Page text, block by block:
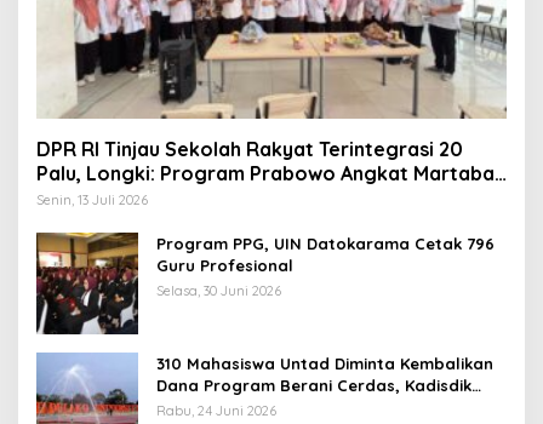
DPR RI Tinjau Sekolah Rakyat Terintegrasi 20
Palu, Longki: Program Prabowo Angkat Martabat
Anak Miskin
Senin, 13 Juli 2026
Program PPG, UIN Datokarama Cetak 796
Guru Profesional
Selasa, 30 Juni 2026
310 Mahasiswa Untad Diminta Kembalikan
Dana Program Berani Cerdas, Kadisdik
Sulteng: Tidak Boleh Terima Beasiswa
Rabu, 24 Juni 2026